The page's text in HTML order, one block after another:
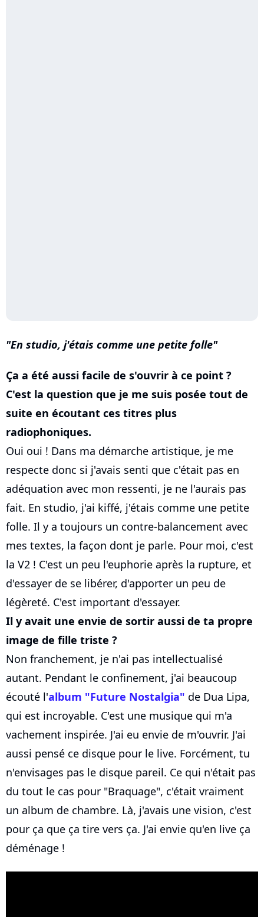
En studio, j'étais comme une petite folle
Ça a été aussi facile de s'ouvrir à ce point ?
C'est la question que je me suis posée tout de
suite en écoutant ces titres plus
radiophoniques.
Oui oui ! Dans ma démarche artistique, je me
respecte donc si j'avais senti que c'était pas en
adéquation avec mon ressenti, je ne l'aurais pas
fait. En studio, j'ai kiffé, j'étais comme une petite
folle. Il y a toujours un contre-balancement avec
mes textes, la façon dont je parle. Pour moi, c'est
la V2 ! C'est un peu l'euphorie après la rupture, et
d'essayer de se libérer, d'apporter un peu de
légèreté. C'est important d'essayer.
Il y avait une envie de sortir aussi de ta propre
image de fille triste ?
Non franchement, je n'ai pas intellectualisé
autant. Pendant le confinement, j'ai beaucoup
écouté l'album "Future Nostalgia" de Dua Lipa,
qui est incroyable. C'est une musique qui m'a
vachement inspirée. J'ai eu envie de m'ouvrir. J'ai
aussi pensé ce disque pour le live. Forcément, tu
n'envisages pas le disque pareil. Ce qui n'était pas
du tout le cas pour "Braquage", c'était vraiment
un album de chambre. Là, j'avais une vision, c'est
pour ça que ça tire vers ça. J'ai envie qu'en live ça
déménage !